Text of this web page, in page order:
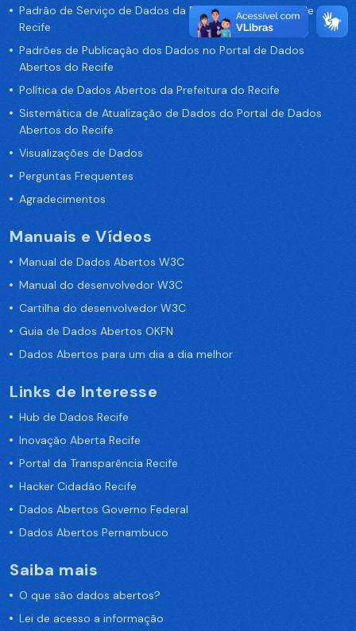
Padrão de Serviço de Dados da Prefeitura da Cidade de
Recife
Padrões de Publicação dos Dados no Portal de Dados
Abertos do Recife
Política de Dados Abertos da Prefeitura do Recife
Sistemática de Atualização de Dados do Portal de Dados
Abertos do Recife
Visualizações de Dados
Perguntas Frequentes
Agradecimentos
Manuais e Vídeos
Manual de Dados Abertos W3C
Manual do desenvolvedor W3C
Cartilha do desenvolvedor W3C
Guia de Dados Abertos OKFN
Dados Abertos para um dia a dia melhor
Links de Interesse
Hub de Dados Recife
Inovação Aberta Recife
Portal da Transparência Recife
Hacker Cidadão Recife
Dados Abertos Governo Federal
Dados Abertos Pernambuco
Saiba mais
O que são dados abertos?
Lei de acesso a informação